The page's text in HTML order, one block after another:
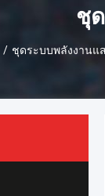
ชุ
/ ชุดระบบพลังงานแ